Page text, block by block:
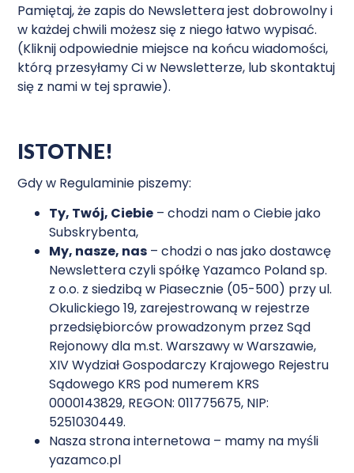
Pamiętaj, że zapis do Newslettera jest dobrowolny i
w każdej chwili możesz się z niego łatwo wypisać.
(Kliknij odpowiednie miejsce na końcu wiadomości,
którą przesyłamy Ci w Newsletterze, lub skontaktuj
się z nami w tej sprawie).
ISTOTNE!
Gdy w Regulaminie piszemy:
Ty, Twój, Ciebie – chodzi nam o Ciebie jako
Subskrybenta,
My, nasze, nas – chodzi o nas jako dostawcę
Newslettera czyli spółkę Yazamco Poland sp.
z o.o. z siedzibą w Piasecznie (05-500) przy ul.
Okulickiego 19, zarejestrowaną w rejestrze
przedsiębiorców prowadzonym przez Sąd
Rejonowy dla m.st. Warszawy w Warszawie,
XIV Wydział Gospodarczy Krajowego Rejestru
Sądowego KRS pod numerem KRS
0000143829, REGON: 011775675, NIP:
5251030449.
Nasza strona internetowa – mamy na myśli
yazamco.pl